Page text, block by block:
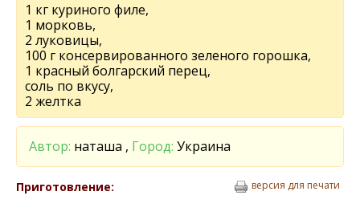
1 кг куриного филе,
1 морковь,
2 луковицы,
100 г консервированного зеленого горошка,
1 красный болгарский перец,
соль по вкусу,
2 желтка
Автор: наташа , Город: Украина
Приготовление: версия для печати